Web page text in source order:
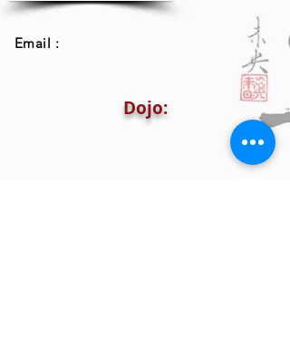
Email :
Dojo: